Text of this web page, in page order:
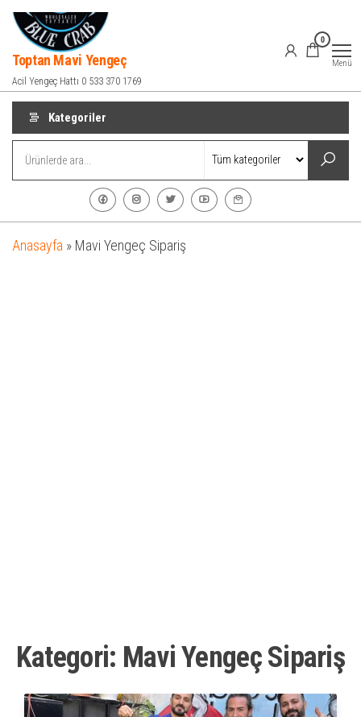
İçeriğe
atla
Toptan Mavi Yengeç
Acil Yengeç Hattı 0 533 370 1769
0
Menü
Kategoriler
Anasayfa » Mavi Yengeç Sipariş
Kategori: Mavi Yengeç Sipariş